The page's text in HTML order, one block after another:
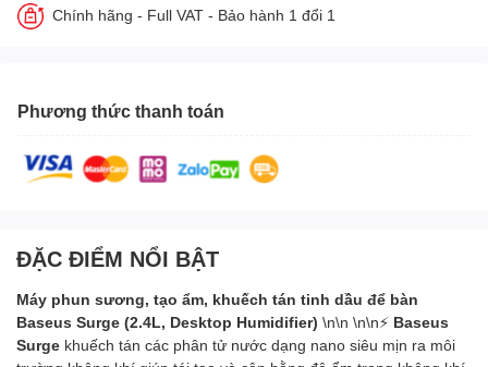
Chính hãng - Full VAT - Bảo hành 1 đổi 1
Phương thức thanh toán
ĐẶC ĐIỂM NỔI BẬT
Máy phun sương, tạo ẩm, khuếch tán tinh dầu để bàn
Baseus Surge (2.4L, Desktop Humidifier) \n\n \n\n⚡ Baseus
Surge khuếch tán các phân tử nước dạng nano siêu mịn ra môi